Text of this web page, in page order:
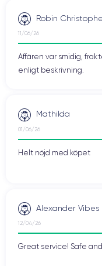
Robin
11/06/26
Affären var smidig,
enligt beskrivning.
Mathilda
01/06/26
Helt nöjd med köpet
Alexander Vibes
12/04/26
Great service! Safe